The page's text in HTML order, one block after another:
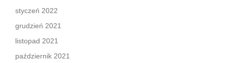
styczeń 2022
grudzień 2021
listopad 2021
październik 2021